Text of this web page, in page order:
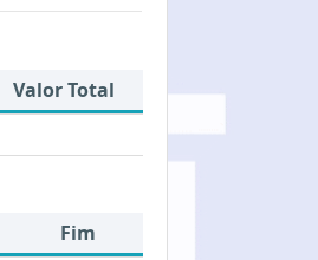
Valor Total
Fim